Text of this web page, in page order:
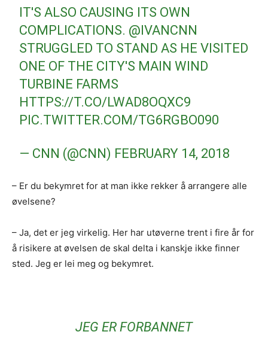
IT'S ALSO CAUSING ITS OWN
COMPLICATIONS. @IVANCNN
STRUGGLED TO STAND AS HE VISITED
ONE OF THE CITY'S MAIN WIND
TURBINE FARMS
HTTPS://T.CO/LWAD8OQXC9
PIC.TWITTER.COM/TG6RGBO090
— CNN (@CNN) FEBRUARY 14, 2018
– Er du bekymret for at man ikke rekker å arrangere alle
øvelsene?
– Ja, det er jeg virkelig. Her har utøverne trent i fire år for
å risikere at øvelsen de skal delta i kanskje ikke finner
sted. Jeg er lei meg og bekymret.
JEG ER FORBANNET